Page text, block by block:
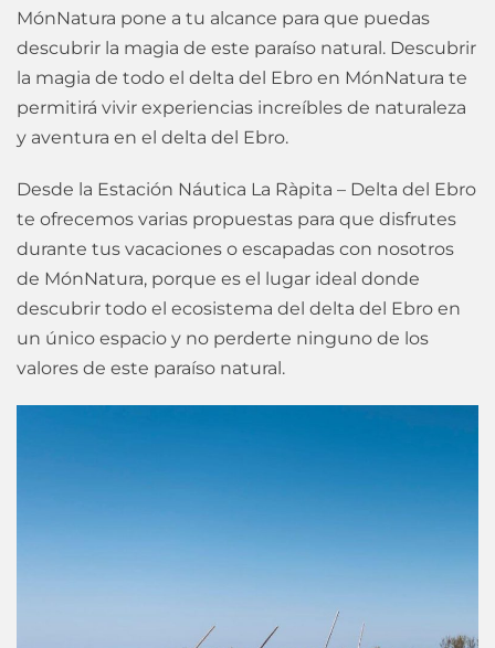
MónNatura pone a tu alcance para que puedas
descubrir la magia de este paraíso natural. Descubrir
la magia de todo el delta del Ebro en MónNatura te
permitirá vivir experiencias increíbles de naturaleza
y aventura en el delta del Ebro.
Desde la Estación Náutica La Ràpita – Delta del Ebro
te ofrecemos varias propuestas para que disfrutes
durante tus vacaciones o escapadas con nosotros
de MónNatura, porque es el lugar ideal donde
descubrir todo el ecosistema del delta del Ebro en
un único espacio y no perderte ninguno de los
valores de este paraíso natural.